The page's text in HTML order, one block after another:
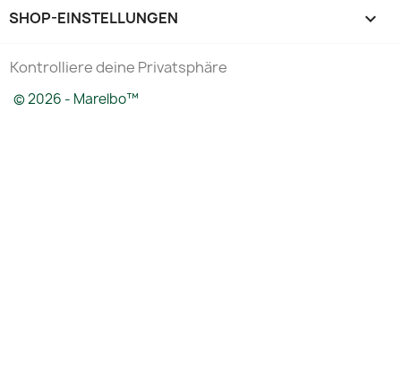
SHOP-EINSTELLUNGEN keyboard_arrow_down
Kontrolliere deine Privatsphäre
© 2026 - Marelbo™